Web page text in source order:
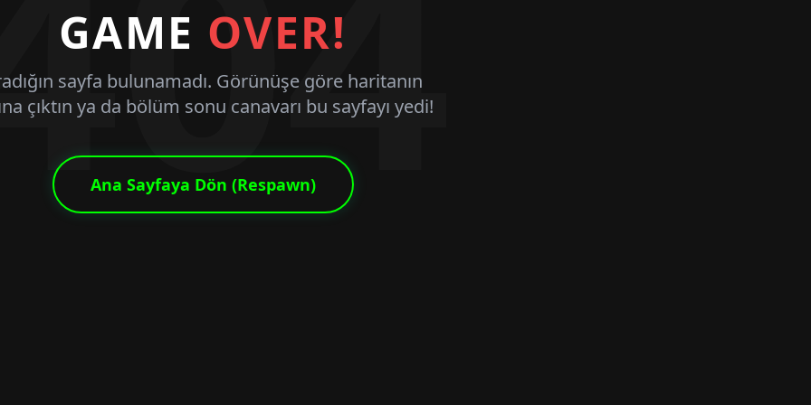
GAME OVER!
sayfa bulunamadı. Görünüşe göre haritanın
çıktın ya da bölüm sonu canavarı bu sayfayı yedi!
Ana Sayfaya Dön (Respawn)